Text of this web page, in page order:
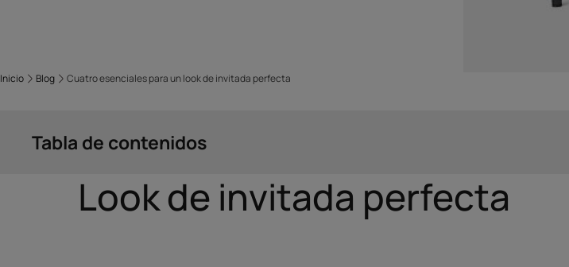
Inicio Blog Cuatro esenciales para un look de invitada perfecta
Tabla de contenidos
Look de invitada perfecta